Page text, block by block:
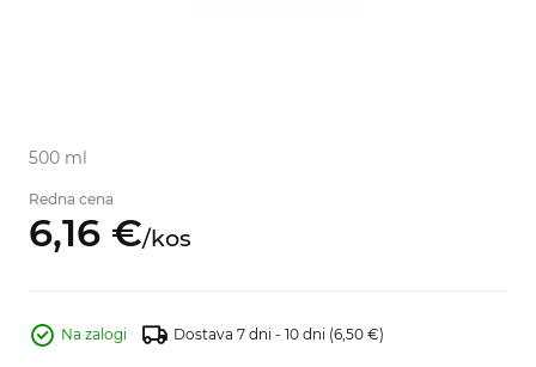
500 ml
Redna cena
6,16 €/kos
Na zalogi Dostava 7 dni - 10 dni (6,50 €)